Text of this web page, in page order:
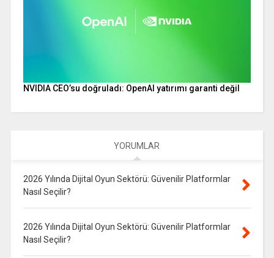
NVIDIA CEO’su doğruladı: OpenAI yatırımı garanti değil
YORUMLAR
2026 Yılında Dijital Oyun Sektörü: Güvenilir Platformlar
Nasıl Seçilir?
2026 Yılında Dijital Oyun Sektörü: Güvenilir Platformlar
Nasıl Seçilir?